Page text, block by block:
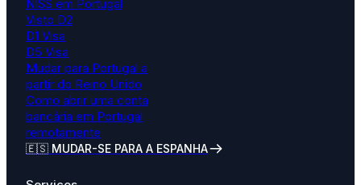
NISS em Portugal
Visto D2
D1 Visa
D5 Visa
Mudar para Portugal a
partir do Reino Unido
Como abrir uma conta
bancária em Portugal
remotamente
🇪🇸 MUDAR-SE PARA A ESPANHA